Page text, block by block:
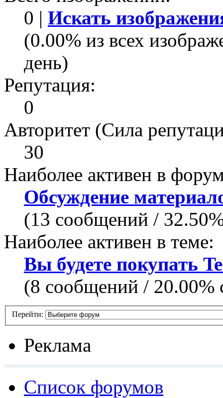
0 | Искать
(0.00% из всех
день)
Репутация:
0
Авторитет (Сила
30
Наиболее активен в
Обсуждение
(13 сообщений /
Наиболее активен в теме:
Вы будете покупать
(8 сообщений / 20.00%
Перейти:
Реклама
Список форумов